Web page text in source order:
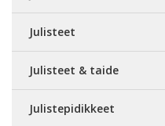
Julisteet
Julisteet & taide
Julistepidikkeet